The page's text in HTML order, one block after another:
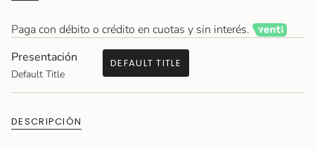
Paga con débito o crédito en cuotas y sin interés.
Presentación
Default Title
DEFAULT TITLE
VARIANTE
DESCRIPCIÓN